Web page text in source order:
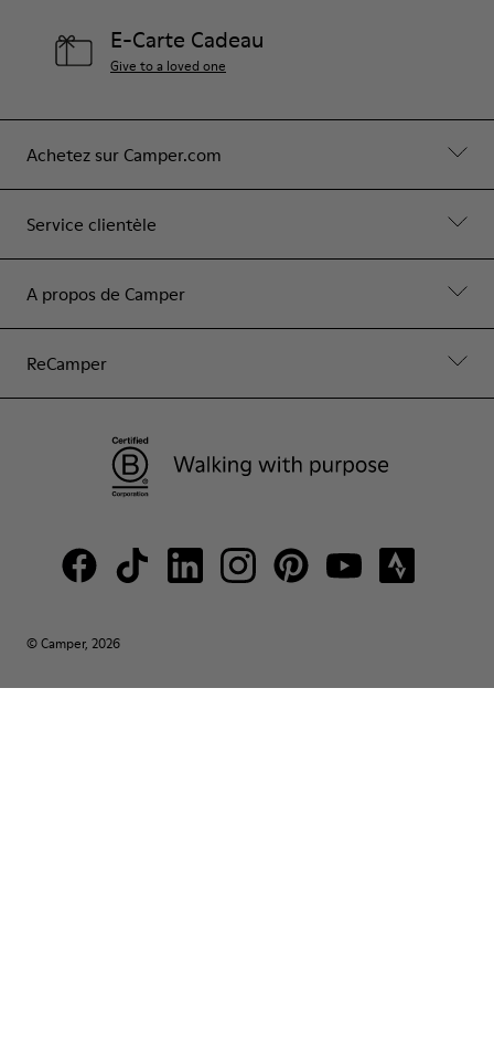
Achetez sur Camper.com
Service clientèle
A propos de Camper
ReCamper
E-Carte Cadeau
Give to a loved one
© Camper, 2026